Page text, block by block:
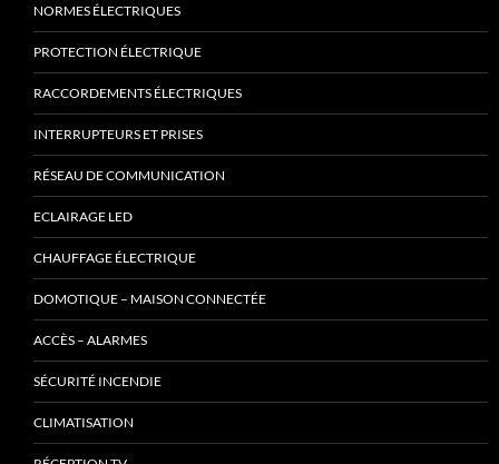
NORMES ÉLECTRIQUES
PROTECTION ÉLECTRIQUE
RACCORDEMENTS ÉLECTRIQUES
INTERRUPTEURS ET PRISES
RÉSEAU DE COMMUNICATION
ECLAIRAGE LED
CHAUFFAGE ÉLECTRIQUE
DOMOTIQUE – MAISON CONNECTÉE
ACCÈS – ALARMES
SÉCURITÉ INCENDIE
CLIMATISATION